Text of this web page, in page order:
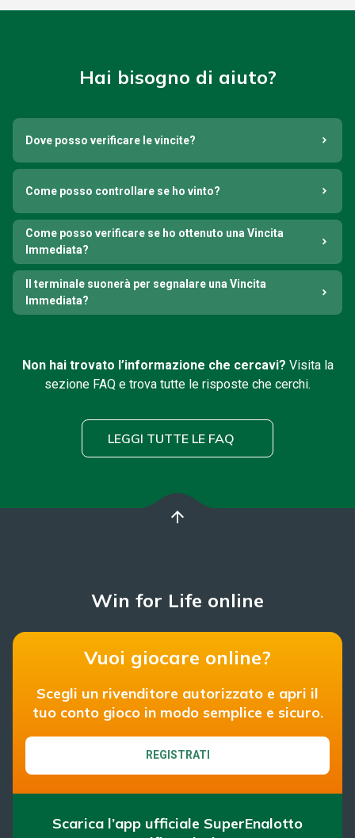
Hai bisogno di aiuto?
Dove posso verificare le vincite?
Come posso controllare se ho vinto?
Come posso verificare se ho ottenuto una Vincita
Immediata?
Il terminale suonerà per segnalare una Vincita
Immediata?
Non hai trovato l’informazione che cercavi? Visita la
sezione FAQ e trova tutte le risposte che cerchi.
LEGGI TUTTE LE FAQ
arrow_upward
Win for Life online
Vuoi giocare online?
Scegli un rivenditore autorizzato e apri il
tuo conto gioco in modo semplice e sicuro.
REGISTRATI
Scarica l’app ufficiale SuperEnalotto